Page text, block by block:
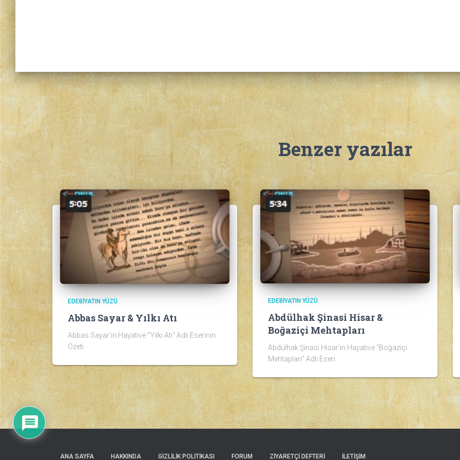
Benzer yazılar
EDEBIYATIN YÜZÜ
Abbas Sayar & Yılkı Atı
Abbas Sayar’ın Hayatıve “Yılkı Atı” Adlı Eserinin
Özeti
EDEBIYATIN YÜZÜ
Abdülhak Şinasi Hisar &
Boğaziçi Mehtapları
Abdülhak Şinasi Hisar’ın Hayatıve “Boğaziçi
Mehtapları” Adlı Eseri
ANA SAYFA HAKKINDA GIZLILIK POLITIKASI FORUM ZIYARETÇI DEFTERI İLETIŞIM